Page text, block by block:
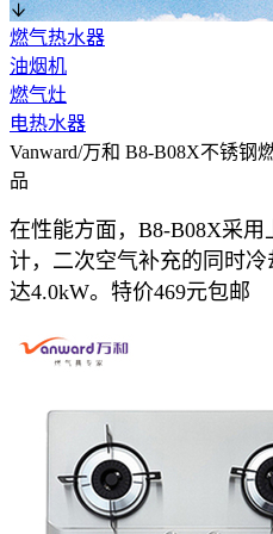
燃气热水器
油烟机
燃气灶
电热水器
Vanward/万和 B8-B08X不锈钢
品
在性能方面，B8-B08X采
计，二次空气补充的同时
达4.0kW。特价469元包邮